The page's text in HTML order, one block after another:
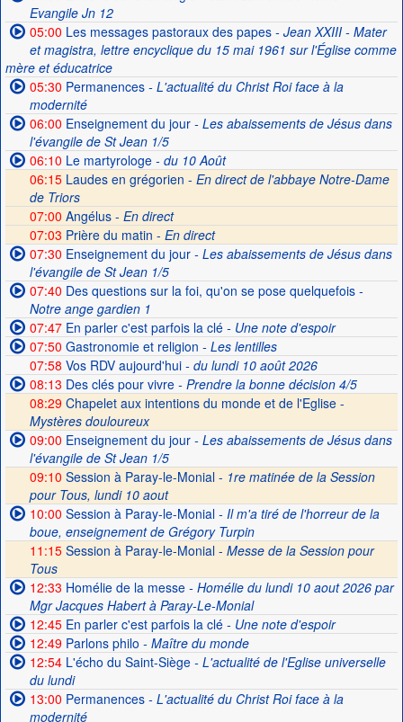
Evangile Jn 12
05:00 Les messages pastoraux des papes- Jean XXIII - Mater
et magistra, lettre encyclique du 15 mai 1961 sur l'Église comme
mère et éducatrice
05:30 Permanences- L'actualité du Christ Roi face à la
modernité
06:00 Enseignement du jour- Les abaissements de Jésus dans
l'évangile de St Jean 1/5
06:10 Le martyrologe- du 10 Août
06:15Laudes en grégorien - En direct de l'abbaye Notre-Dame
de Triors
07:00 Angélus - En direct
07:03 Prière du matin - En direct
07:30 Enseignement du jour- Les abaissements de Jésus dans
l'évangile de St Jean 1/5
07:40 Des questions sur la foi, qu'on se pose quelquefois-
Notre ange gardien 1
07:47En parler c'est parfois la clé- Une note d'espoir
07:50 Gastronomie et religion - Les lentilles
07:58 Vos RDV aujourd'hui- du lundi 10 août 2026
08:13 Des clés pour vivre- Prendre la bonne décision 4/5
08:29 Chapelet aux intentions du monde et de l'Eglise -
Mystères douloureux
09:00 Enseignement du jour- Les abaissements de Jésus dans
l'évangile de St Jean 1/5
09:10 Session à Paray-le-Monial - 1re matinée de la Session
pour Tous, lundi 10 aout
10:00 Session à Paray-le-Monial- Il m'a tiré de l'horreur de la
boue, enseignement de Grégory Turpin
11:15Session à Paray-le-Monial - Messe de la Session pour
Tous
12:33 Homélie de la messe- Homélie du lundi 10 aout 2026 par
Mgr Jacques Habert à Paray-Le-Monial
12:45En parler c'est parfois la clé- Une note d'espoir
12:49Parlons philo - Maître du monde
12:54L'écho du Saint-Siège- L'actualité de l'Eglise universelle
du lundi
13:00 Permanences- L'actualité du Christ Roi face à la
modernité